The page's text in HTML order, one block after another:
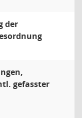
der
gefasster